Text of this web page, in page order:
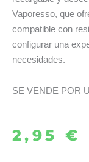
Vaporesso, que
compatible con
configurar una
necesidades.
SE VENDE POR
2,95 €